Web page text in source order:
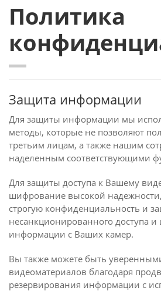
Политика
Защита информации
Для защиты информации мы
методы, которые не позволяют
третьим лицам, а также нашим
наделенным соответствующими
Для защиты доступа к Вашему
шифрование высокой
строгую конфиденциальность и
несанкционированного доступа и
информации с Ваших камер.
Вы также можете быть
видеоматериалов благодаря
резервирования информации с